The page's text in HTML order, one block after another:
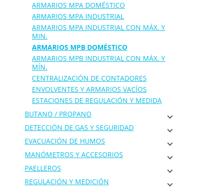
ARMARIOS MPA DOMÉSTICO
ARMARIOS MPA INDUSTRIAL
ARMARIOS MPA INDUSTRIAL CON MÁX. Y
MIN.
ARMARIOS MPB DOMÉSTICO
ARMARIOS MPB INDUSTRIAL CON MÁX. Y
MÍN.
CENTRALIZACIÓN DE CONTADORES
ENVOLVENTES Y ARMARIOS VACÍOS
ESTACIONES DE REGULACIÓN Y MEDIDA
BUTANO / PROPANO
DETECCIÓN DE GAS Y SEGURIDAD
EVACUACIÓN DE HUMOS
MANÓMETROS Y ACCESORIOS
PAELLEROS
REGULACIÓN Y MEDICIÓN